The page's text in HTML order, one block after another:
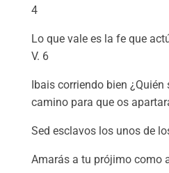
4
Lo que vale es la fe que
V. 6
Ibais corriendo bien ¿Quién
camino para que os
Sed esclavos los unos de
Amarás a tu prójimo como